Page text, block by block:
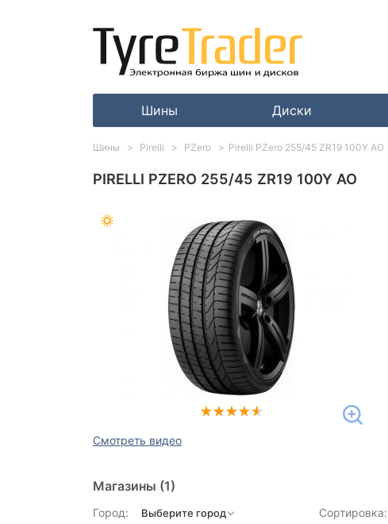
Шины Диски
PIRELLI PZERO 255/45 ZR19 100Y AO
Смотреть видео
Магазины (1)
Город: Сортировка:
Шины Pirelli PZero Pirelli PZero 255/45 ZR19 100Y AO